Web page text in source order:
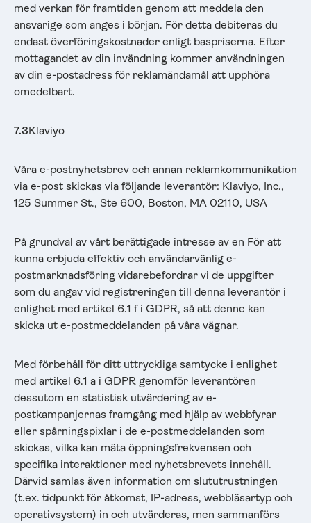
med verkan för framtiden genom att meddela den
ansvarige som anges i början. För detta debiteras du
endast överföringskostnader enligt baspriserna. Efter
mottagandet av din invändning kommer användningen
av din e-postadress för reklamändamål att upphöra
omedelbart.
7.3Klaviyo
Våra e-postnyhetsbrev och annan reklamkommunikation
via e-post skickas via följande leverantör: Klaviyo, Inc.,
125 Summer St., Ste 600, Boston, MA 02110, USA
På grundval av vårt berättigade intresse av en För att
kunna erbjuda effektiv och användarvänlig e-
postmarknadsföring vidarebefordrar vi de uppgifter
som du angav vid registreringen till denna leverantör i
enlighet med artikel 6.1 f i GDPR, så att denne kan
skicka ut e-postmeddelanden på våra vägnar.
Med förbehåll för ditt uttryckliga samtycke i enlighet
med artikel 6.1 a i GDPR genomför leverantören
dessutom en statistisk utvärdering av e-
postkampanjernas framgång med hjälp av webbfyrar
eller spårningspixlar i de e-postmeddelanden som
skickas, vilka kan mäta öppningsfrekvensen och
specifika interaktioner med nyhetsbrevets innehåll.
Därvid samlas även information om slututrustningen
(t.ex. tidpunkt för åtkomst, IP-adress, webbläsartyp och
operativsystem) in och utvärderas, men sammanförs